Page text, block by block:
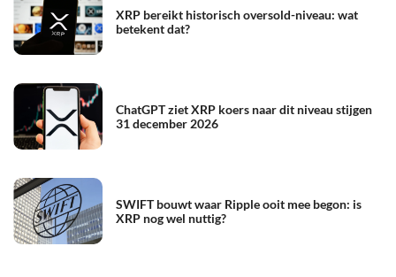
XRP bereikt historisch oversold-niveau: wat
betekent dat?
ChatGPT ziet XRP koers naar dit niveau stijgen
31 december 2026
SWIFT bouwt waar Ripple ooit mee begon: is
XRP nog wel nuttig?